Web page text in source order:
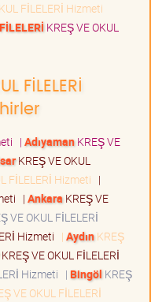
FİLELERİ Hizmeti
KREŞ VE OKUL
FİLELERİ
| AdıyamanKREŞ VE
KREŞ VE OKUL
FİLELERİ Hizmeti |
| Ankara KREŞ VE
VE OKUL FİLELERİ
Hizmeti | AydınKREŞ
KREŞ VE OKUL FİLELERİ
Hizmeti | Bingöl KREŞ
VE OKUL FİLELERİ